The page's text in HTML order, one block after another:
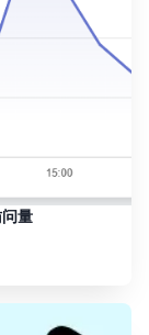
量